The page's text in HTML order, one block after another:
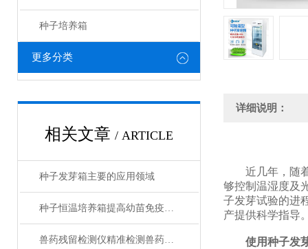
种子培养箱
更多分类
相关文章 / ARTICLE
种子发芽箱主要的应用领域
种子恒温培养箱提高幼苗免疫能力
兽药残留检测仪精准检测兽药残留守护餐桌安全
详细说明：
近几年，随着
够控制温湿度及
子发芽试验的进
产提供科学指导
使用种子发